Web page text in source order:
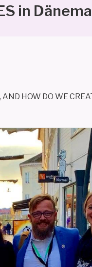
in
HOW DO WE